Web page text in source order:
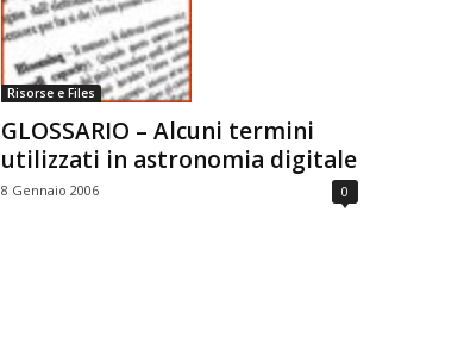
a
Risorse e Files
GLOSSARIO – Alcuni termini
utilizzati in astronomia digitale
8 Gennaio 2006 0